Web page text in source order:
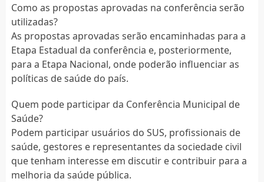
Como as propostas aprovadas na conferência serão
utilizadas?
As propostas aprovadas serão encaminhadas para a
Etapa Estadual da conferência e, posteriormente,
para a Etapa Nacional, onde poderão influenciar as
políticas de saúde do país.
Quem pode participar da Conferência Municipal de
Saúde?
Podem participar usuários do SUS, profissionais de
saúde, gestores e representantes da sociedade civil
que tenham interesse em discutir e contribuir para a
melhoria da saúde pública.